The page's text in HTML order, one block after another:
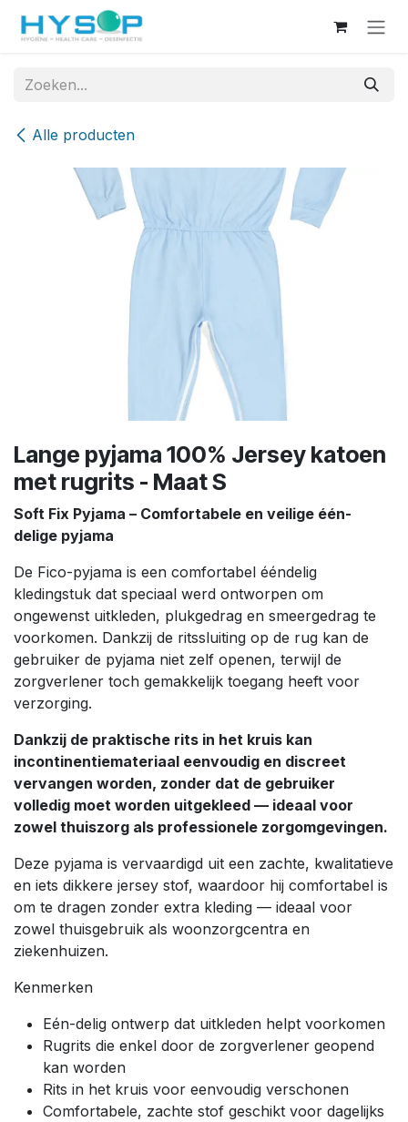
Overslaan naar inhoud
Alle producten
Lange pyjama 100% Jersey katoen
met rugrits - Maat S
Soft Fix Pyjama – Comfortabele en veilige één-
delige pyjama
De Fico-pyjama is een comfortabel ééndelig
kledingstuk dat speciaal werd ontworpen om
ongewenst uitkleden, plukgedrag en smeergedrag te
voorkomen. Dankzij de ritssluiting op de rug kan de
gebruiker de pyjama niet zelf openen, terwijl de
zorgverlener toch gemakkelijk toegang heeft voor
verzorging.
Dankzij de praktische rits in het kruis kan
incontinentiemateriaal eenvoudig en discreet
vervangen worden, zonder dat de gebruiker
volledig moet worden uitgekleed — ideaal voor
zowel thuiszorg als professionele zorgomgevingen.
Deze pyjama is vervaardigd uit een zachte, kwalitatieve
en iets dikkere jersey stof, waardoor hij comfortabel is
om te dragen zonder extra kleding — ideaal voor
zowel thuisgebruik als woonzorgcentra en
ziekenhuizen.
Kenmerken
Eén-delig ontwerp dat uitkleden helpt voorkomen
Rugrits die enkel door de zorgverlener geopend
kan worden
Rits in het kruis voor eenvoudig verschonen
Comfortabele, zachte stof geschikt voor dagelijks